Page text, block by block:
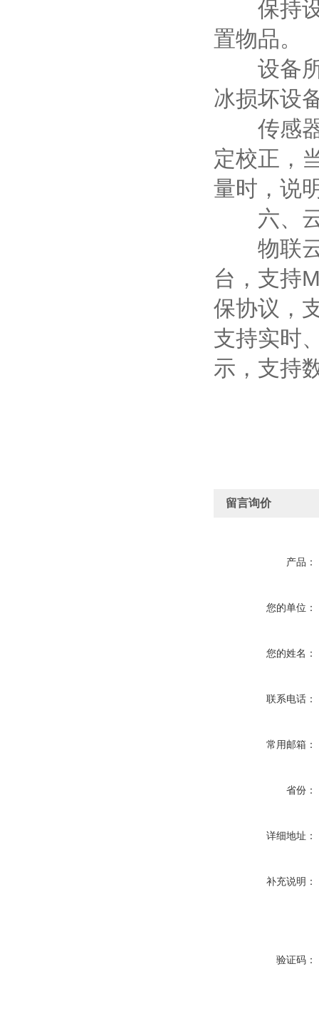
保持设
置物品。
设备所
冰损坏设
传感器
定校正，
量时，说
六、云
物联云
台，支持
保协议，
支持实时
示，支持
留言询价
产品：
您的单位：
您的姓名：
联系电话：
常用邮箱：
省份：
详细地址：
补充说明：
验证码：